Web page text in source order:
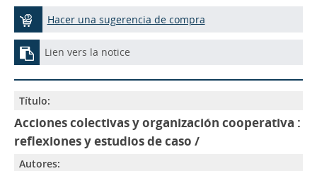
Hacer una sugerencia de compra
Lien vers la notice
Título:
Acciones colectivas y organización cooperativa :
reflexiones y estudios de caso /
Autores: